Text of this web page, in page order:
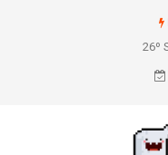
26º Salón Manga Jerez